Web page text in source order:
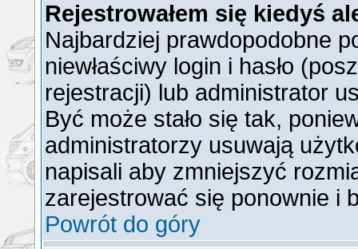
Rejestrowałem się kiedyś
Najbardziej prawdopodobne
niewłaściwy login i hasło
rejestracji) lub administrator
Być może stało się tak,
administratorzy usuwają
napisali aby zmniejszyć
zarejestrować się ponownie i
Powrót do góry